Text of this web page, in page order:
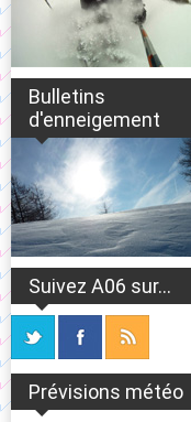
Bulletins
d'enneigement
Suivez A06 sur...
Prévisions météo